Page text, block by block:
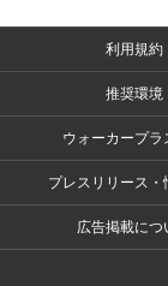
利用規約
推奨環境
ウォーカープラ
プレスリリース・
広告掲載につ